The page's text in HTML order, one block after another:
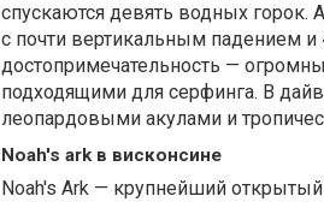
спускаются девять водных горок.
с почти вертикальным падением
достопримечательность —
подходящими для серфинга. В
леопардовыми акулами и
Noah's ark в висконсине
Noah's Ark — крупнейший